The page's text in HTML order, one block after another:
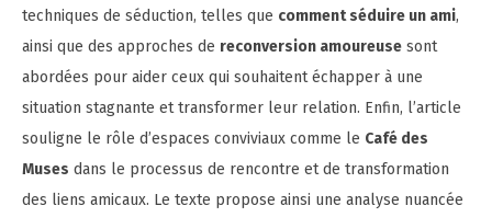
techniques de séduction, telles que comment séduire un ami,
ainsi que des approches de reconversion amoureuse sont
abordées pour aider ceux qui souhaitent échapper à une
situation stagnante et transformer leur relation. Enfin, l’article
souligne le rôle d’espaces conviviaux comme le Café des
Muses dans le processus de rencontre et de transformation
des liens amicaux. Le texte propose ainsi une analyse nuancée